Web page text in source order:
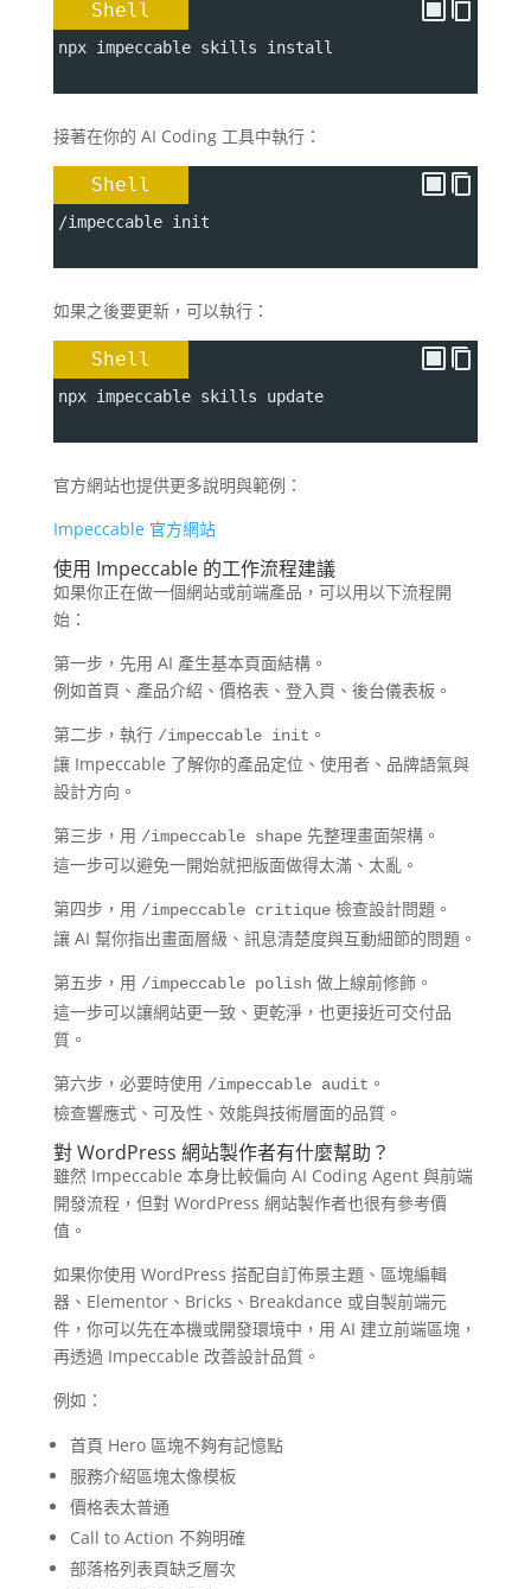
Shell
npx impeccable skills install
接著在你的 AI Coding 工具中執行：
Shell
/impeccable init
如果之後要更新，可以執行：
Shell
npx impeccable skills update
官方網站也提供更多說明與範例：
Impeccable 官方網站
使用 Impeccable 的工作流程建議
如果你正在做一個網站或前端產品，可以用以下流程開
始：
第一步，先用 AI 產生基本頁面結構。
例如首頁、產品介紹、價格表、登入頁、後台儀表板。
第二步，執行 /impeccable init 。
讓 Impeccable 了解你的產品定位、使用者、品牌語氣與
設計方向。
第三步，用 /impeccable shape先整理畫面架構。
這一步可以避免一開始就把版面做得太滿、太亂。
第四步，用 /impeccable critique檢查設計問題。
讓 AI 幫你指出畫面層級、訊息清楚度與互動細節的問題。
第五步，用 /impeccable polish做上線前修飾。
這一步可以讓網站更一致、更乾淨，也更接近可交付品
質。
第六步，必要時使用 /impeccable audit 。
檢查響應式、可及性、效能與技術層面的品質。
對 WordPress 網站製作者有什麼幫助？
雖然 Impeccable 本身比較偏向 AI Coding Agent 與前端
開發流程，但對 WordPress 網站製作者也很有參考價
值。
如果你使用 WordPress 搭配自訂佈景主題、區塊編輯
器、Elementor、Bricks、Breakdance 或自製前端元
件，你可以先在本機或開發環境中，用 AI 建立前端區塊，
再透過 Impeccable 改善設計品質。
例如：
首頁 Hero 區塊不夠有記憶點
服務介紹區塊太像模板
價格表太普通
Call to Action 不夠明確
部落格列表頁缺乏層次